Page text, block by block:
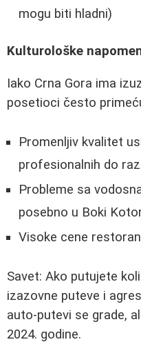
mogu biti hladni)
Kulturološke
Iako Crna Gora ima
posetioci često
Promenljiv kvalitet
profesionalnih do
Probleme sa
posebno u Boki
Visoke cene
Savet: Ako putujete
izazovne puteve i
auto-putevi se grade,
2024. godine.